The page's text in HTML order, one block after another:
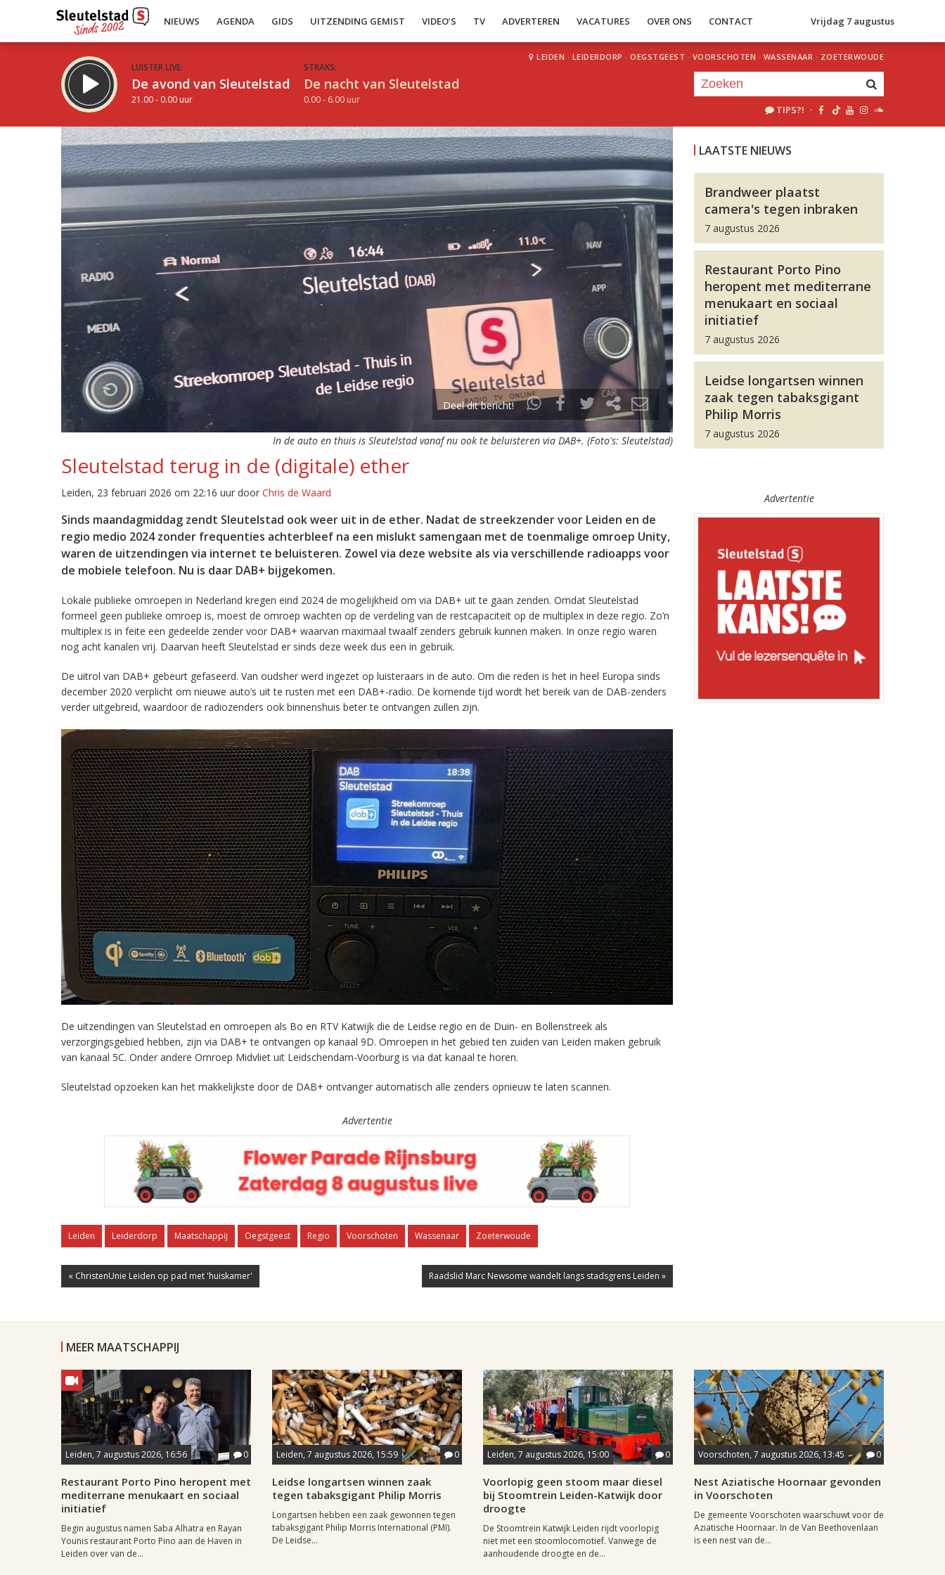
NIEUWS AGENDA GIDS UITZENDING GEMIST VIDEO’S TV ADVERTEREN VACATURES OVER ONS CONTACT Vrijdag 7 augustus
LUISTER LIVE:
De avond van Sleutelstad
21.00 - 0.00 uur
STRAKS:
De nacht van Sleutelstad
0.00 - 6.00 uur
LEIDEN · LEIDERDORP · OEGSTGEEST · VOORSCHOTEN · WASSENAAR · ZOETERWOUDE
TIPS?! ·
Deel dit bericht!
In de auto en thuis is Sleutelstad vanaf nu ook te beluisteren via DAB+. (Foto's: Sleutelstad)
Sleutelstad terug in de (digitale) ether
Leiden, 23 februari 2026 om 22:16 uur door Chris de Waard
Sinds maandagmiddag zendt Sleutelstad ook weer uit in de ether. Nadat de streekzender voor Leiden en de
regio medio 2024 zonder frequenties achterbleef na een mislukt samengaan met de toenmalige omroep Unity,
waren de uitzendingen via internet te beluisteren. Zowel via deze website als via verschillende radioapps voor
de mobiele telefoon. Nu is daar DAB+ bijgekomen.
Lokale publieke omroepen in Nederland kregen eind 2024 de mogelijkheid om via DAB+ uit te gaan zenden. Omdat Sleutelstad
formeel geen publieke omroep is, moest de omroep wachten op de verdeling van de restcapaciteit op de multiplex in deze regio. Zo’n
multiplex is in feite een gedeelde zender voor DAB+ waarvan maximaal twaalf zenders gebruik kunnen maken. In onze regio waren
nog acht kanalen vrij. Daarvan heeft Sleutelstad er sinds deze week dus een in gebruik.
De uitrol van DAB+ gebeurt gefaseerd. Van oudsher werd ingezet op luisteraars in de auto. Om die reden is het in heel Europa sinds
december 2020 verplicht om nieuwe auto’s uit te rusten met een DAB+-radio. De komende tijd wordt het bereik van de DAB-zenders
verder uitgebreid, waardoor de radiozenders ook binnenshuis beter te ontvangen zullen zijn.
De uitzendingen van Sleutelstad en omroepen als Bo en RTV Katwijk die de Leidse regio en de Duin- en Bollenstreek als
verzorgingsgebied hebben, zijn via DAB+ te ontvangen op kanaal 9D. Omroepen in het gebied ten zuiden van Leiden maken gebruik
van kanaal 5C. Onder andere Omroep Midvliet uit Leidschendam-Voorburg is via dat kanaal te horen.
Sleutelstad opzoeken kan het makkelijkste door de DAB+ ontvanger automatisch alle zenders opnieuw te laten scannen.
Advertentie
Leiden Leiderdorp Maatschappij Oegstgeest Regio Voorschoten Wassenaar Zoeterwoude
« ChristenUnie Leiden op pad met 'huiskamer' Raadslid Marc Newsome wandelt langs stadsgrens Leiden »
LAATSTE NIEUWS
Brandweer plaatst
camera's tegen inbraken
7 augustus 2026
Restaurant Porto Pino
heropent met mediterrane
menukaart en sociaal
initiatief
7 augustus 2026
Leidse longartsen winnen
zaak tegen tabaksgigant
Philip Morris
7 augustus 2026
Advertentie
MEER MAATSCHAPPIJ
Leiden, 7 augustus 2026, 16:56 0
Restaurant Porto Pino heropent met
mediterrane menukaart en sociaal
initiatief
Begin augustus namen Saba Alhatra en Rayan
Younis restaurant Porto Pino aan de Haven in
Leiden over van de...
Leiden, 7 augustus 2026, 15:59 0
Leidse longartsen winnen zaak
tegen tabaksgigant Philip Morris
Longartsen hebben een zaak gewonnen tegen
tabaksgigant Philip Morris International (PMI).
De Leidse...
Leiden, 7 augustus 2026, 15:00 0
Voorlopig geen stoom maar diesel
bij Stoomtrein Leiden-Katwijk door
droogte
De Stoomtrein Katwijk Leiden rijdt voorlopig
niet met een stoomlocomotief. Vanwege de
aanhoudende droogte en de...
Voorschoten, 7 augustus 2026, 13:45 0
Nest Aziatische Hoornaar gevonden
in Voorschoten
De gemeente Voorschoten waarschuwt voor de
Aziatische Hoornaar. In de Van Beethovenlaan
is een nest van de...